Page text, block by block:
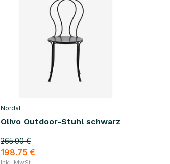
Nordal
Olivo Outdoor-Stuhl schwarz
265.00 €
198.75 €